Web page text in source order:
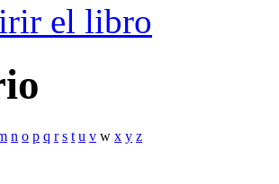
el libro
n o p q r s t u v w x y z